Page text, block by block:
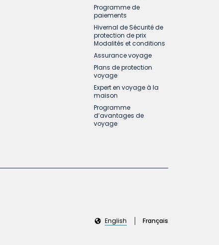
Programme de
paiements
Hivernal de Sécurité de
protection de prix
Modalités et conditions
Assurance voyage
Plans de protection
voyage
Expert en voyage à la
maison
Programme
d’avantages de
voyage
English Français